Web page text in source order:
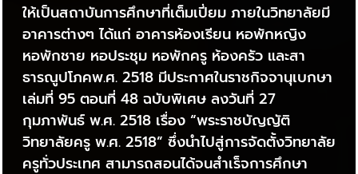
ให้เป็นสถาบันการศึกษาที่เต็มเปี่ยม ภายในวิทยาลัยมี
อาคารต่างๆ ได้แก่ อาคารห้องเรียน หอพักหญิง
หอพักชาย หอประชุม หอพักครู ห้องครัว และสา
ธารณูปโภคพ.ศ. 2518 มีประกาศในราชกิจจานุเบกษา
เล่มที่ 95 ตอนที่ 48 ฉบับพิเศษ ลงวันที่ 27
กุมภาพันธ์ พ.ศ. 2518 เรื่อง “พระราชบัญญัติ
วิทยาลัยครู พ.ศ. 2518” ซึ่งนำไปสู่การจัดตั้งวิทยาลัย
ครูทั่วประเทศ สามารถสอนได้จนสำเร็จการศึกษา